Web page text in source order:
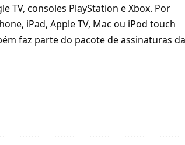
TV, consoles PlayStation e Xbox. Por
iPad, Apple TV, Mac ou iPod touch
faz parte do pacote de assinaturas da